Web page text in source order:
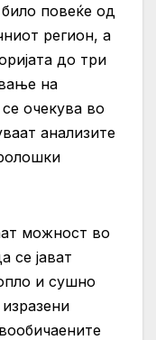
повеќе од
регион, а
до три
на
очекува во
анализите
можност во
се јават
и сушно